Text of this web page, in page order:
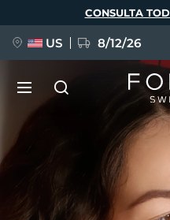
principal
CONSULTA
US 8/12/26
NOVIDADE
BREAKING NEWS
Idioma
English